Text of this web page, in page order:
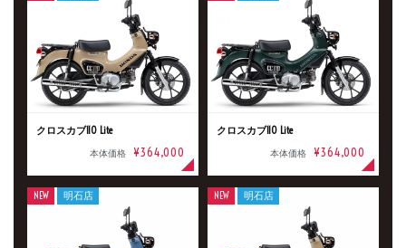
クロスカブ110 Lite
本体価格 ¥364,000
クロスカブ110 Lite
本体価格 ¥364,000
NEW 明石店 NEW 明石店